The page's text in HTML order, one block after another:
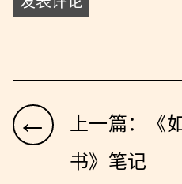
←
上一篇：《
书》笔记